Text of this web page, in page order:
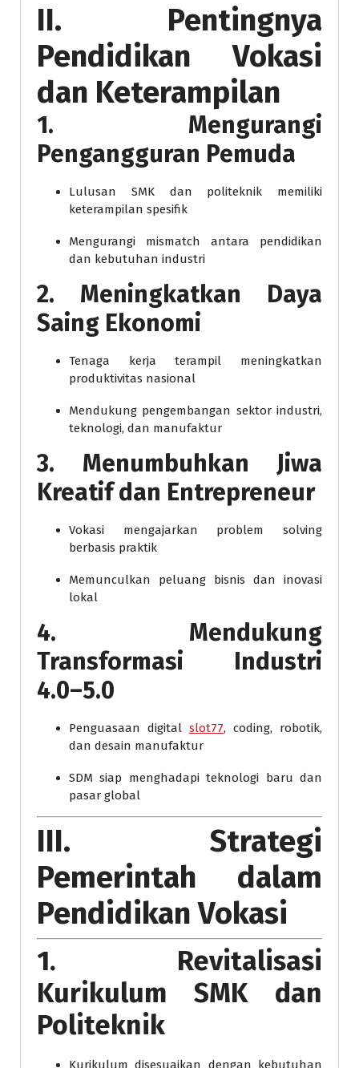
II. Pentingnya
Pendidikan Vokasi
dan Keterampilan
1. Mengurangi
Pengangguran Pemuda
Lulusan SMK dan politeknik memiliki
keterampilan spesifik
Mengurangi mismatch antara pendidikan
dan kebutuhan industri
2. Meningkatkan Daya
Saing Ekonomi
Tenaga kerja terampil meningkatkan
produktivitas nasional
Mendukung pengembangan sektor industri,
teknologi, dan manufaktur
3. Menumbuhkan Jiwa
Kreatif dan Entrepreneur
Vokasi mengajarkan problem solving
berbasis praktik
Memunculkan peluang bisnis dan inovasi
lokal
4. Mendukung
Transformasi Industri
4.0–5.0
Penguasaan digital slot77, coding, robotik,
dan desain manufaktur
SDM siap menghadapi teknologi baru dan
pasar global
III. Strategi
Pemerintah dalam
Pendidikan Vokasi
1. Revitalisasi
Kurikulum SMK dan
Politeknik
Kurikulum disesuaikan dengan kebutuhan